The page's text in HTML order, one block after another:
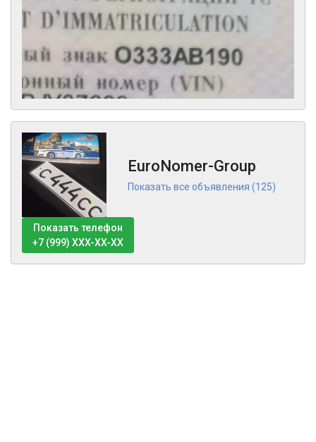
EuroNomer-Group
Показать все объявления (125)
Показать телефон
+7 (999) XXX-XX-XX